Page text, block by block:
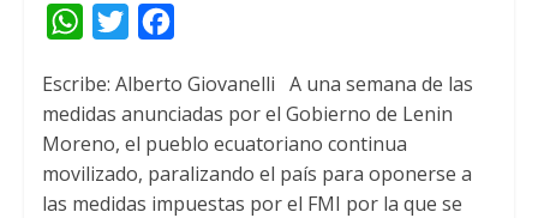
W
a
t
s
A
i
t
t
e
c
e
b
o
Escribe: Alberto Giovanelli A una semana de las
medidas anunciadas por el Gobierno de Lenin
Moreno, el pueblo ecuatoriano continua
movilizado, paralizando el país para oponerse a
las medidas impuestas por el FMI por la que se